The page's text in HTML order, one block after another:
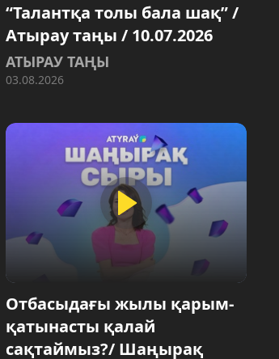
“Талантқа толы бала шақ” /
Атырау таңы / 10.07.2026
АТЫРАУ ТАҢЫ
03.08.2026
Отбасыдағы жылы қарым-
қатынасты қалай
сақтаймыз?/ Шаңырақ